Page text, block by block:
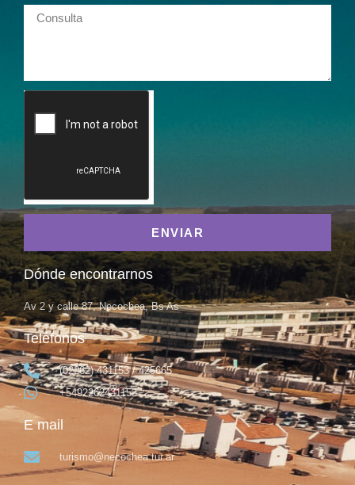
ENVIAR
Dónde encontrarnos
Av 2 y calle 87, Necochea, Bs As
Teléfonos
(02262) 431153 / 425665
+5492262431153
E mail
turismo@necochea.tur.ar